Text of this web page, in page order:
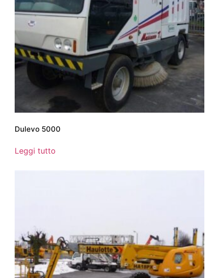
Dulevo 5000
Leggi tutto